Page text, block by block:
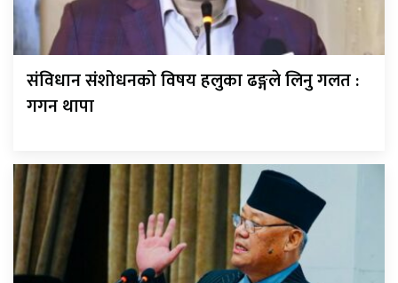
संविधान संशोधनको विषय हलुका ढङ्गले लिनु गलत :
गगन थापा